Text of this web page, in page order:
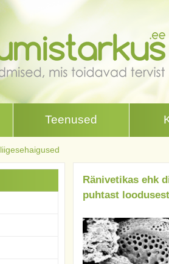
Teenused
liigesehaigused
Ränivetikas ehk
puhtast loodusest